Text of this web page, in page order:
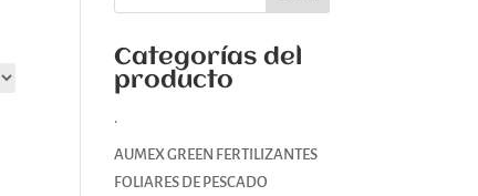
Categorías del
producto
.
AUMEX GREEN FERTILIZANTES
FOLIARES DE PESCADO